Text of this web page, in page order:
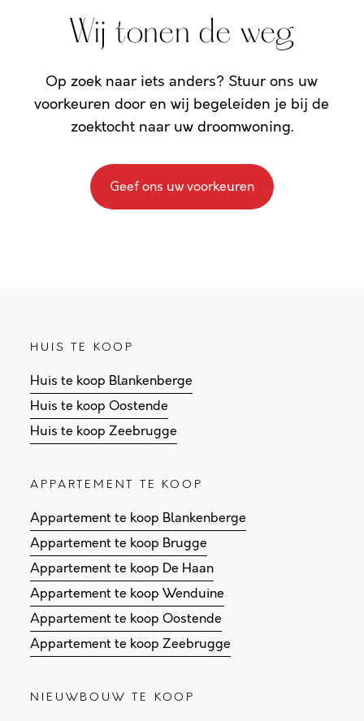
Wij tonen de weg
Op zoek naar iets anders? Stuur ons uw
voorkeuren door en wij begeleiden je bij de
zoektocht naar uw droomwoning.
Geef ons uw voorkeuren
HUIS TE KOOP
Huis te koop Blankenberge
Huis te koop Oostende
Huis te koop Zeebrugge
APPARTEMENT TE KOOP
Appartement te koop Blankenberge
Appartement te koop Brugge
Appartement te koop De Haan
Appartement te koop Wenduine
Appartement te koop Oostende
Appartement te koop Zeebrugge
NIEUWBOUW TE KOOP